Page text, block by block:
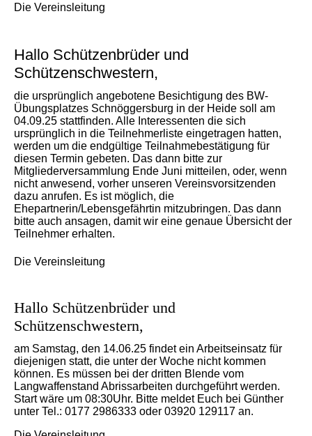
Die Vereinsleitung
Hallo Schützenbrüder und
Schützenschwestern,
die ursprünglich angebotene Besichtigung des BW-
Übungsplatzes Schnöggersburg in der Heide soll am
04.09.25 stattfinden. Alle Interessenten die sich
ursprünglich in die Teilnehmerliste eingetragen hatten,
werden um die endgültige Teilnahmebestätigung für
diesen Termin gebeten. Das dann bitte zur
Mitgliederversammlung Ende Juni mitteilen, oder, wenn
nicht anwesend, vorher unseren Vereinsvorsitzenden
dazu anrufen. Es ist möglich, die
Ehepartnerin/Lebensgefährtin mitzubringen. Das dann
bitte auch ansagen, damit wir eine genaue Übersicht der
Teilnehmer erhalten.
Die Vereinsleitung
Hallo Schützenbrüder und
Schützenschwestern,
am Samstag, den 14.06.25 findet ein Arbeitseinsatz für
diejenigen statt, die unter der Woche nicht kommen
können. Es müssen bei der dritten Blende vom
Langwaffenstand Abrissarbeiten durchgeführt werden.
Start wäre um 08:30Uhr. Bitte meldet Euch bei Günther
unter Tel.: 0177 2986333 oder 03920 129117 an.